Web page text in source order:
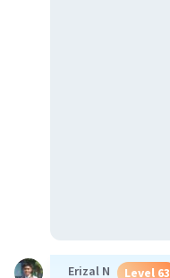
Erizal N Level 63